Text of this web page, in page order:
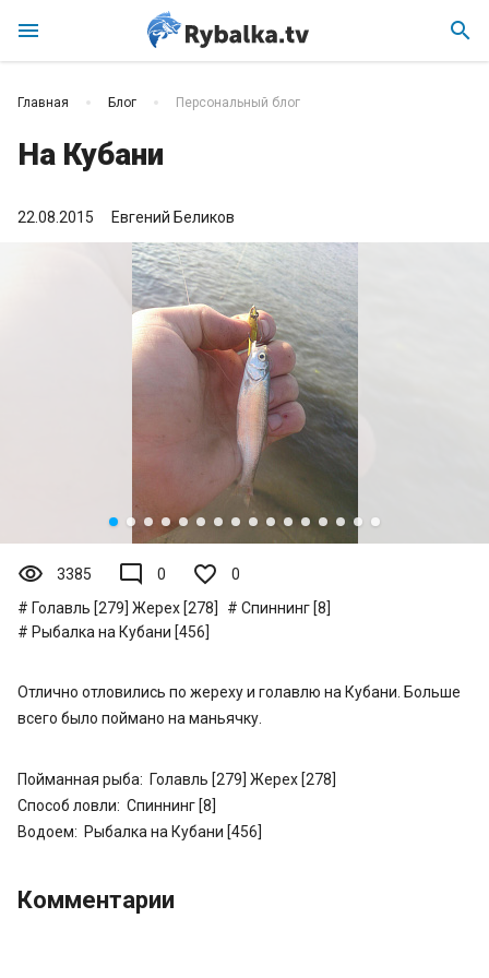
menu search
Главная Блог Персональный блог
На Кубани
22.08.2015 Евгений Беликов
visibility 3385 mode_comment 0
0
Голавль [279] Жерех [278]
Спиннинг [8]
Рыбалка на Кубани [456]
Отлично отловились по жереху и голавлю на Кубани. Больше
всего было поймано на маньячку.
Пойманная рыба: Голавль [279] Жерех [278]
Способ ловли: Спиннинг [8]
Водоем: Рыбалка на Кубани [456]
Комментарии